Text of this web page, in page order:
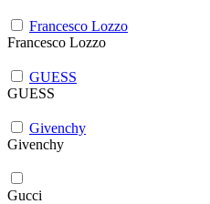
Francesco Lozzo
Francesco Lozzo
GUESS
GUESS
Givenchy
Givenchy
Gucci